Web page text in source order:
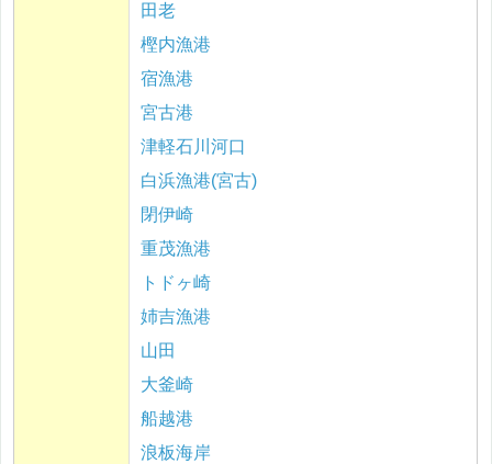
田老
樫内漁港
宿漁港
宮古港
津軽石川河口
白浜漁港(宮古)
閉伊崎
重茂漁港
トドヶ崎
姉吉漁港
山田
大釜崎
船越港
浪板海岸